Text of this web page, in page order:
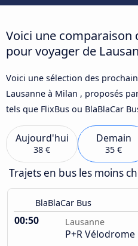
Voici une comparaison
pour voyager de
Voici une sélection des
Lausanne à Milan , proposés
tels que FlixBus ou BlaBlaCar
Aujourd'hui
38 €
Demain
35 €
Trajets en bus les moins
BlaBlaCar Bus
00:50 Lausanne
P+R Vélodrome